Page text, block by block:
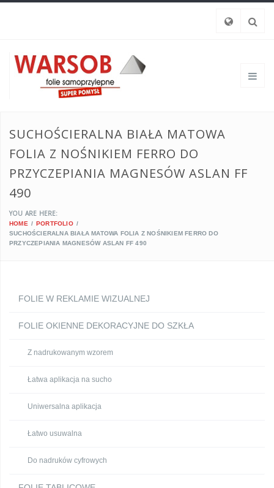
SUCHOŚCIERALNA BIAŁA MATOWA
FOLIA Z NOŚNIKIEM FERRO DO
PRZYCZEPIANIA MAGNESÓW ASLAN FF
490
YOU ARE HERE:
HOME
PORTFOLIO
SUCHOŚCIERALNA BIAŁA MATOWA FOLIA Z NOŚNIKIEM FERRO DO
PRZYCZEPIANIA MAGNESÓW ASLAN FF 490
FOLIE W REKLAMIE WIZUALNEJ
FOLIE OKIENNE DEKORACYJNE DO SZKŁA
Z nadrukowanym wzorem
Łatwa aplikacja na sucho
Uniwersalna aplikacja
Łatwo usuwalna
Do nadruków cyfrowych